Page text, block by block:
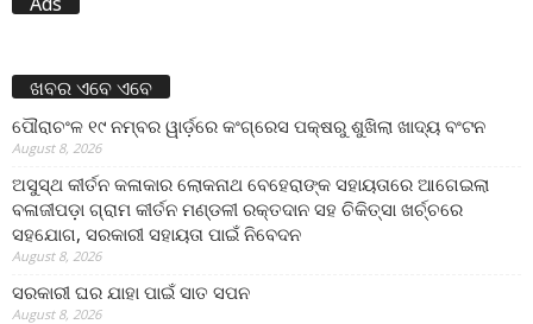
ଖବର ଏବେ ଏବେ
ପୌରାଚଂଳ ୧୯ ନମ୍ବର ୱାର୍ଡ଼ରେ କଂଗ୍ରେସ ପକ୍ଷରୁ ଶୁଖିଲା ଖାଦ୍ୟ ବଂଟନ
August 8, 2026
ଅସୁସ୍ଥ କୀର୍ତନ କଳାକାର ଲୋକନାଥ ବେହେରାଙ୍କ ସହାୟତାରେ ଆଗେଇଲା
ବଳାଜୀପଡ଼ା ଗ୍ରାମ କୀର୍ତନ ମଣ୍ଡଳୀ ରକ୍ତଦାନ ସହ ଚିକିତ୍ସା ଖର୍ଚ୍ଚରେ
ସହଯୋଗ, ସରକାରୀ ସହାୟତା ପାଇଁ ନିବେଦନ
August 8, 2026
ସରକାରୀ ଘର ଯାହା ପାଇଁ ସାତ ସପନ
August 8, 2026